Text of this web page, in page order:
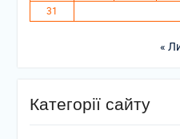
31
«
Категорії сайту